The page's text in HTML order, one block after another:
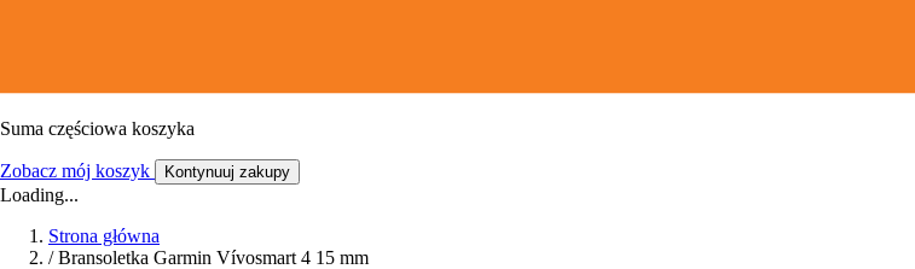
Suma częściowa koszyka
Zobacz mój koszyk Kontynuuj zakupy
Loading...
Strona główna
/ Bransoletka Garmin Vívosmart 4 15 mm